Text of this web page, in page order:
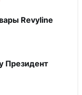
Revyline
Президент